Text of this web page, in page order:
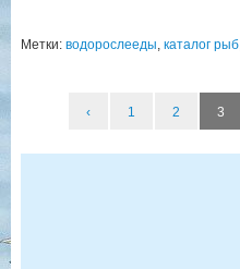
Метки: водорослееды каталог рыб,
‹ 1 2 3